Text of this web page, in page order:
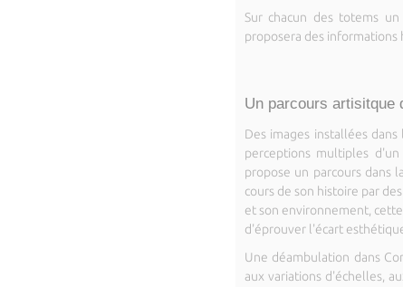
Sur chacun des totems
proposera des informations
Un parcours artisitque
Des images installées
perceptions multiples
propose un parcours dans
cours de son histoire par
et son environnement,
d'éprouver l'écart
Une déambulation dans
aux variations d'échelles,